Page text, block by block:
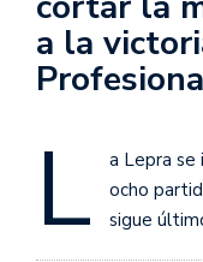
a la
L
a Lepra
ocho
sigue